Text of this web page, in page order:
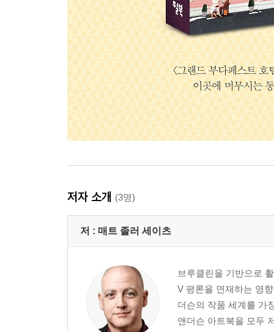
저자 소개 (3명)
저 : 매트 졸러 세이츠
브루클린을 기반으로
V 평론을 연재하는 영
더슨의 작품 세계를 가
앤더슨 아트북을 모두